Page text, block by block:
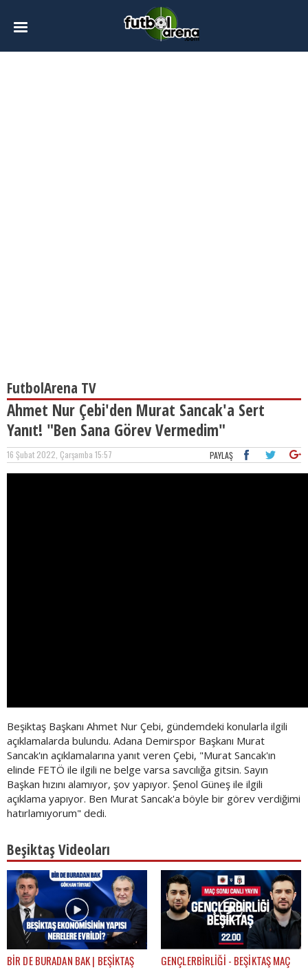
FutbolArena TV
Ahmet Nur Çebi'den Murat Sancak'a Sert
Yanıt! "Ben Sana Görev Vermedim"
16 Şubat 2022, Çarşamba 15:57 PAYLAŞ
Beşiktaş Başkanı Ahmet Nur Çebi, gündemdeki konularla ilgili
açıklamalarda bulundu. Adana Demirspor Başkanı Murat
Sancak'ın açıklamalarına yanıt veren Çebi, "Murat Sancak'ın
elinde FETÖ ile ilgili ne belge varsa savcılığa gitsin. Sayın
Başkan hızını alamıyor, şov yapıyor. Şenol Güneş ile ilgili
açıklama yapıyor. Ben Murat Sancak'a böyle bir görev verdiğimi
hatırlamıyorum" dedi.
Beşiktaş Videoları
BİR DE BURADAN BAK | BEŞİKTAŞ
GENÇLERBİRLİĞİ - BEŞİKTAŞ MAÇ